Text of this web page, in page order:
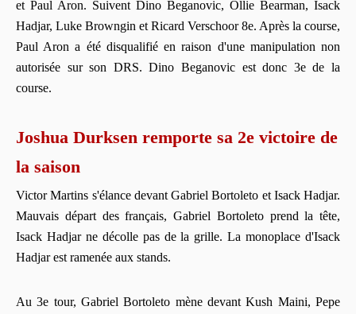
et Paul Aron. Suivent Dino Beganovic, Ollie Bearman, Isack
Hadjar, Luke Browngin et Ricard Verschoor 8e. Après la course,
Paul Aron a été disqualifié en raison d'une manipulation non
autorisée sur son DRS. Dino Beganovic est donc 3e de la
course.
Joshua Durksen remporte sa 2e victoire de
la saison
Victor Martins s'élance devant Gabriel Bortoleto et Isack Hadjar.
Mauvais départ des français, Gabriel Bortoleto prend la tête,
Isack Hadjar ne décolle pas de la grille. La monoplace d'Isack
Hadjar est ramenée aux stands.
Au 3e tour, Gabriel Bortoleto mène devant Kush Maini, Pepe